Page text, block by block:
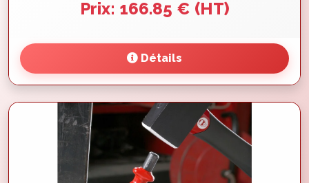
Prix: 166.85 € (HT)
Détails